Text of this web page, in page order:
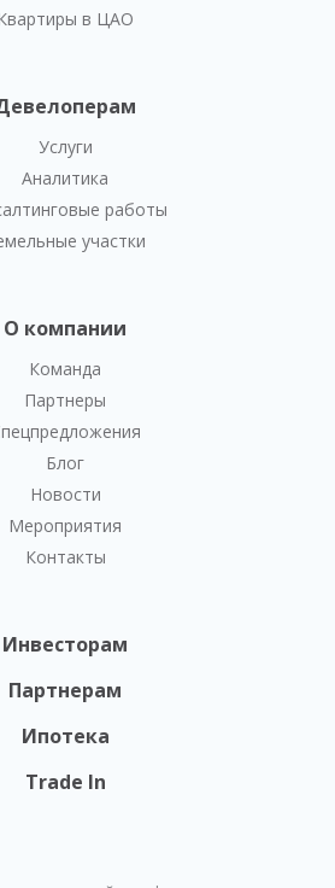
в ЦАО
Услуги
Аналитика
работы
участки
О компании
Команда
Партнеры
Блог
Новости
Мероприятия
Контакты
Инвесторам
Партнерам
Ипотека
Trade In